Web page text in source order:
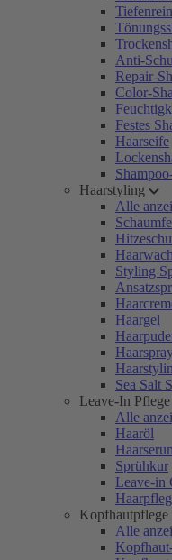
Anti-
Repair-
Color-
Festes
Haarseife
Haarstyling
Alle
Styling
Haargel
Sea Salt
Leave-In Pflege
Alle
Haaröl
Sprühkur
Leave-in
Kopfhautpflege
Alle